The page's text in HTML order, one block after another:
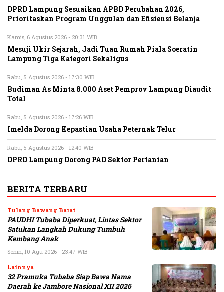
DPRD Lampung Sesuaikan APBD Perubahan 2026,
Prioritaskan Program Unggulan dan Efisiensi Belanja
Kamis, 6 Agustus 2026 - 20:31 WIB
Mesuji Ukir Sejarah, Jadi Tuan Rumah Piala Soeratin
Lampung Tiga Kategori Sekaligus
Rabu, 5 Agustus 2026 - 17:30 WIB
Budiman As Minta 8.000 Aset Pemprov Lampung Diaudit
Total
Rabu, 5 Agustus 2026 - 17:26 WIB
Imelda Dorong Kepastian Usaha Peternak Telur
Rabu, 5 Agustus 2026 - 12:40 WIB
DPRD Lampung Dorong PAD Sektor Pertanian
BERITA TERBARU
Tulang Bawang Barat
PAUDHI Tubaba Diperkuat, Lintas Sektor
Satukan Langkah Dukung Tumbuh
Kembang Anak
Senin, 10 Agu 2026 - 23:47 WIB
Lainnya
32 Pramuka Tubaba Siap Bawa Nama
Daerah ke Jambore Nasional XII 2026